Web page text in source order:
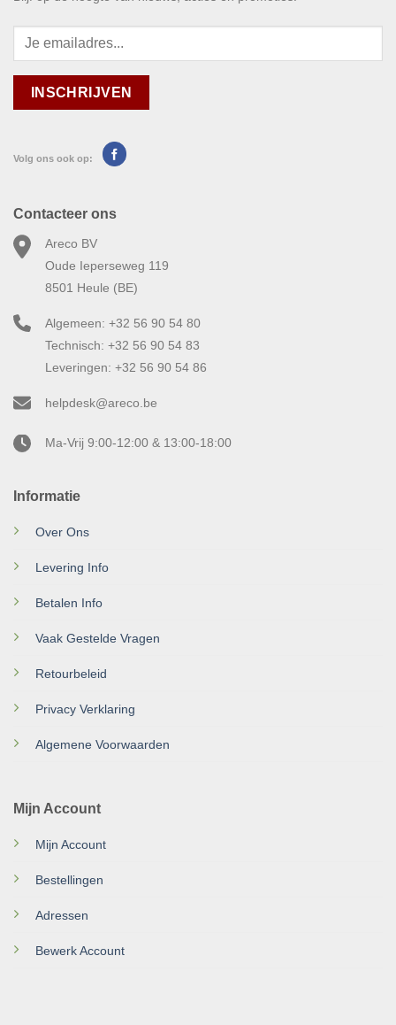
Volg ons ook op:
Informatie
Over Ons
Levering Info
Betalen Info
Vaak Gestelde Vragen
Retourbeleid
Privacy Verklaring
Algemene Voorwaarden
Mijn Account
Mijn Account
Bestellingen
Adressen
Bewerk Account
Contacteer ons
Areco BV
Oude Ieperseweg 119
8501 Heule (BE)
Algemeen: +32 56 90 54 80
Technisch: +32 56 90 54 83
Leveringen: +32 56 90 54 86
helpdesk@areco.be
Ma-Vrij 9:00-12:00 & 13:00-18:00